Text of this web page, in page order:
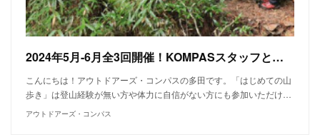
2024年5月-6月全3回開催！KOMPASスタッフと行くはじめての山歩き
こんにちは！アウトドアーズ・コンパスの多田です。「はじめての山
歩き」は登山経験が無い方や体力に自信がない方にも参加いただけ…
アウトドアーズ・コンパス